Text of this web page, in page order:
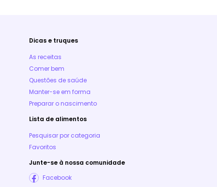
Dicas e truques
As receitas
Comer bem
Questões de saúde
Manter-se em forma
Preparar o nascimento
Lista de alimentos
Pesquisar por categoria
Favoritos
Junte-se à nossa comunidade
Facebook